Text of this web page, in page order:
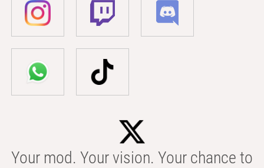
Your mod. Your vision. Your chance to